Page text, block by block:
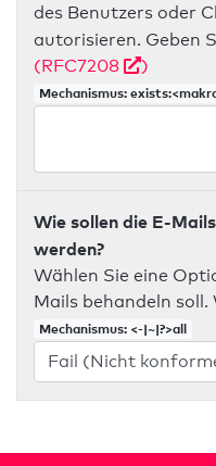
des Benutzers oder
autorisieren. Geben
(RFC7208
)
Mechanismus:
Wie sollen die E-
werden?
Wählen Sie eine
Mails behandeln
Mechanismus: <-|~|?>all